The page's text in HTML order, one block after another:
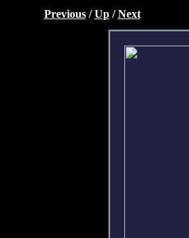
Previous /Up /Next